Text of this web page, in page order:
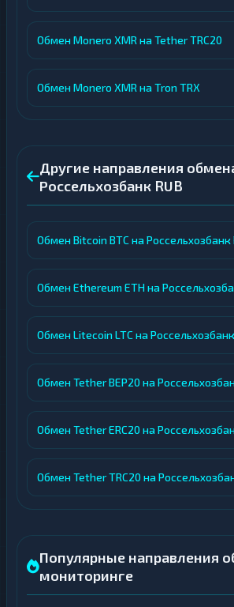
Обмен Monero XMR на Tether TRC20
Обмен Monero XMR на Tron TRX
Другие направления
Россельхозбанк RUB
Обмен Bitcoin BTC на Россельхозбанк
Обмен Ethereum ETH на
Обмен Litecoin LTC на Россельхозбанк
Обмен Tether BEP20 на
Обмен Tether ERC20 на
Обмен Tether TRC20 на
Популярные направления
мониторинге